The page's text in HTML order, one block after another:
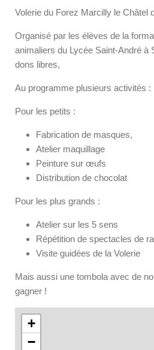
Volerie du Forez Marcilly le Châtel
Organisé par les élèves de la
animaliers du Lycée Saint-André à
dons libres,
Au programme plusieurs activités :
Pour les petits :
Fabrication de masques,
Atelier maquillage
Peinture sur œufs
Distribution de chocolat
Pour les plus grands :
Atelier sur les 5 sens
Répétition de spectacles de
Visite guidées de la Volerie
Mais aussi une tombola avec de
gagner !
+
−